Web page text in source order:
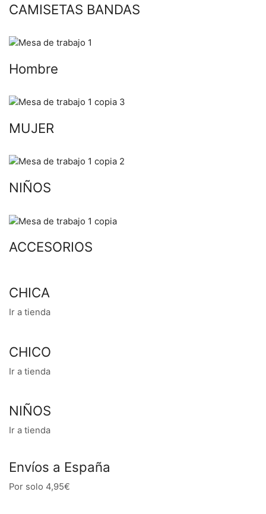
CAMISETAS BANDAS
Hombre
MUJER
NIÑOS
ACCESORIOS
CHICA
Ir a tienda
CHICO
Ir a tienda
NIÑOS
Ir a tienda
Envíos a España
Por solo 4,95€